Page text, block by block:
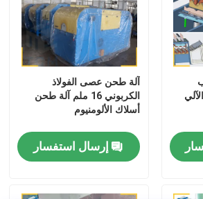
آلة طحن عصى الفولاذ
الكربوني 16 ملم آلة طحن
أسلاك الألومنيوم
إرسال استفسار